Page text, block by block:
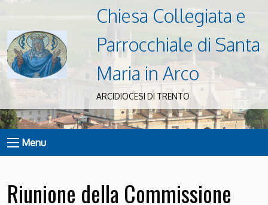
Chiesa Collegiata e
Parrocchiale di Santa
Maria in Arco
ARCIDIOCESI DI TRENTO
Menu
Riunione della Commissione